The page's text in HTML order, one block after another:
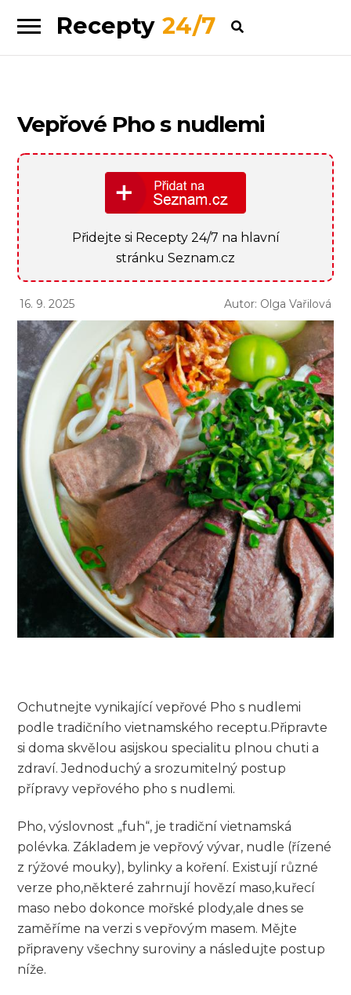
Skip
to
Skip
to
Recepty 24/7
Vepřové Pho s nudlemi
Přidejte si Recepty 24/7 na hlavní
stránku Seznam.cz
16. 9. 2025 Autor: Olga Vařilová
Ochutnejte ​vynikající vepřové ⁤Pho⁣ s ⁣nudlemi
podle‌ tradičního vietnamského receptu.Připravte
si doma skvělou​ asijskou specialitu plnou chuti a​
zdraví.‌ Jednoduchý a srozumitelný ​postup
⁤přípravy ‍vepřového pho ​s nudlemi.
Pho, ​výslovnost „fuh“, je ‍tradiční vietnamská
polévka. ⁤Základem je ⁢vepřový vývar, nudle (řízené
⁢z ⁣rýžové⁤ mouky), ‍bylinky⁤ a koření. Existují různé
verze ⁣pho,některé zahrnují‌ hovězí maso,kuřecí
maso nebo dokonce mořské ​plody,ale dnes se
zaměříme na ​verzi ⁢s ⁤vepřovým​ masem. Mějte‌
připraveny všechny ⁤suroviny a ⁢následujte postup
níže.